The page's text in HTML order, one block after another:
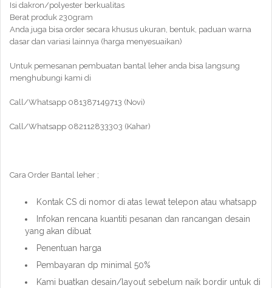
Isi dakron/polyester berkualitas
Berat produk 230gram
Anda juga bisa order secara khusus ukuran, bentuk, paduan warna
dasar dan variasi lainnya (harga menyesuaikan)
Untuk pemesanan pembuatan bantal leher anda bisa langsung
menghubungi kami di
Call/Whatsapp 081387149713 (Novi)
Call/Whatsapp 082112833303 (Kahar)
Cara Order Bantal leher ;
Kontak CS di nomor di atas lewat telepon atau whatsapp
Infokan rencana kuantiti pesanan dan rancangan desain
yang akan dibuat
Penentuan harga
Pembayaran dp minimal 50%
Kami buatkan desain/layout sebelum naik bordir untuk di